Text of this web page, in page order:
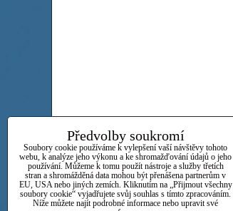
FacebookTwitter BlueskyPinterest
Předvolby soukromí
Soubory cookie používáme k vylepšení vaší návštěvy tohoto
webu, k analýze jeho výkonu a ke shromažďování údajů o jeho
používání. Můžeme k tomu použít nástroje a služby třetích
stran a shromážděná data mohou být přenášena partnerům v
EU, USA nebo jiných zemích. Kliknutím na „Přijmout všechny
soubory cookie“ vyjadřujete svůj souhlas s tímto zpracováním.
Níže můžete najít podrobné informace nebo upravit své